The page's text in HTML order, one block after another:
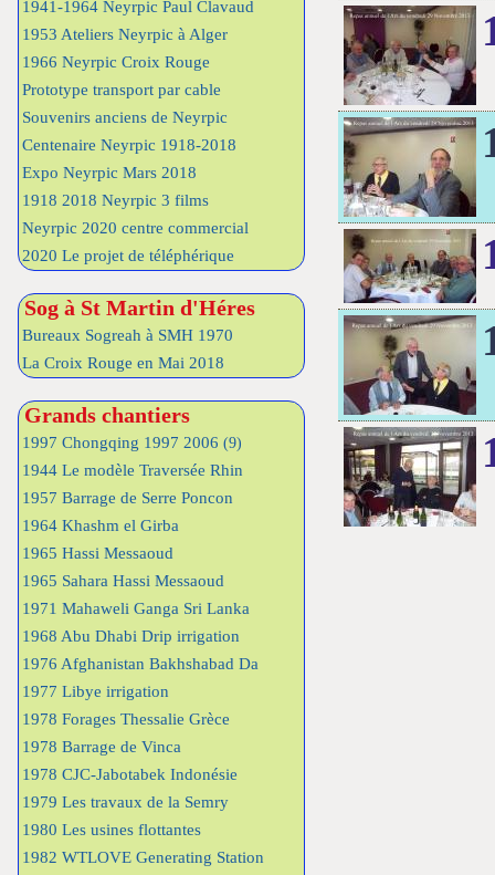
1941-1964 Neyrpic Paul Clavaud
1953 Ateliers Neyrpic à Alger
1966 Neyrpic Croix Rouge
Prototype transport par cable
Souvenirs anciens de Neyrpic
Centenaire Neyrpic 1918-2018
Expo Neyrpic Mars 2018
1918 2018 Neyrpic 3 films
Neyrpic 2020 centre commercial
2020 Le projet de téléphérique
Sog à St Martin d'Héres
Bureaux Sogreah à SMH 1970
La Croix Rouge en Mai 2018
Grands chantiers
1997 Chongqing 1997 2006 (9)
1944 Le modèle Traversée Rhin
1957 Barrage de Serre Poncon
1964 Khashm el Girba
1965 Hassi Messaoud
1965 Sahara Hassi Messaoud
1971 Mahaweli Ganga Sri Lanka
1968 Abu Dhabi Drip irrigation
1976 Afghanistan Bakhshabad Da
1977 Libye irrigation
1978 Forages Thessalie Grèce
1978 Barrage de Vinca
1978 CJC-Jabotabek Indonésie
1979 Les travaux de la Semry
1980 Les usines flottantes
1982 WTLOVE Generating Station